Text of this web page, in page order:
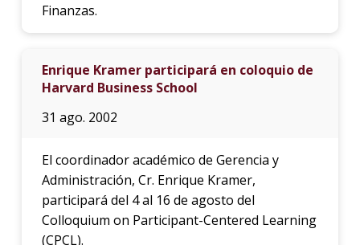
Finanzas.
Enrique Kramer participará en coloquio de
Harvard Business School
31 ago. 2002
El coordinador académico de Gerencia y
Administración, Cr. Enrique Kramer,
participará del 4 al 16 de agosto del
Colloquium on Participant-Centered Learning
(CPCL).